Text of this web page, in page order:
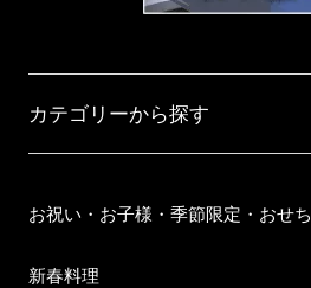
カテゴリーから探す
お祝い・お子様・季節限定・おせち
新春料理